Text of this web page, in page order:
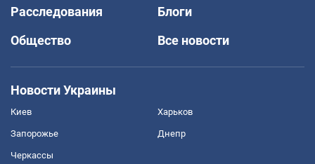
Расследования
Блоги
Общество
Все новости
Новости Украины
Киев Харьков
Запорожье Днепр
Черкассы